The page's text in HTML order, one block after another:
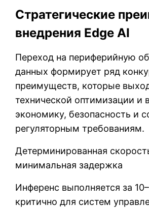
Стратегические
внедрения Edge AI
Переход на периферийную
данных формирует ряд
преимуществ, которые
технической оптимизации и
экономику, безопасность и
регуляторным требованиям.
Детерминированная
минимальная задержка
Инференс выполняется за
критично для систем